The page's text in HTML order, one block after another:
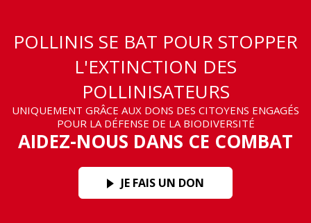
POLLINIS SE BAT POUR STOPPER
L'EXTINCTION DES
POLLINISATEURS
UNIQUEMENT GRÂCE AUX DONS DES CITOYENS ENGAGÉS
POUR LA DÉFENSE DE LA BIODIVERSITÉ
AIDEZ-NOUS DANS CE COMBAT
JE FAIS UN DON